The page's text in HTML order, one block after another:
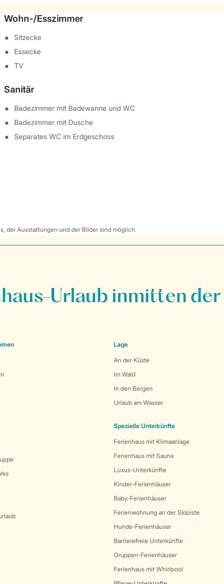
Wohn-/Esszimmer
Sitzecke
Essecke
TV
Sanitär
Badezimmer mit Badewanne und WC
Badezimmer mit Dusche
Separates WC im Erdgeschoss
der Ausstattungen und der Bilder sind möglich.
Urlaub inmitten
Lage
An der Küste
Im Wald
In den Bergen
Urlaub am Wasser
Spezielle Unterkünfte
Ferienhaus mit Klimaanlage
Ferienhaus mit Sauna
Luxus-Unterkünfte
Kinder-Ferienhäuser
Baby-Ferienhäuser
Ferienwohnung an der Skipiste
Hunde-Ferienhäuser
Barrierefreie Unterkünfte
Gruppen-Ferienhäuser
Ferienhaus mit Whirlpool